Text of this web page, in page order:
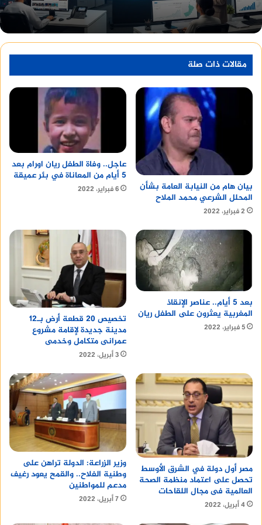
أسعار الفائدة:عندما ترتفع أسعار الفائدة،
يصبح الذهب أقل جاذبية كاستثمار، مما قد
يؤدي إلى انخفاض سعره.
n
الاستقرار السياسي والاقتصادي:يمكن أن تؤثر
الأحداث السياسية والاقتصادية العالمية على
سعر الذهب.
n
سعر الدولار الأمريكي:
العملة الرئيسية لتداول الذهب، لذلك يؤثر
سعره على سعر الذهب بشكل مباشر.
christian dior fahrenheit eau de parfum
دار المحروسة للنشر والتوزيع
ما هو سعر الذهب عيار 21 اليوم؟
n
في 26 فبراير 2024، بلغ سعر جرام الذهب عيار 21 في
مصر ما يلي:
nn
n
شراء:
مقالات ذات صلة
بيان هام من النيابة العامة بشأن
المحلل الشرعي محمد الملاح
2 فبراير، 2022
عاجل.. وفاة الطفل ريان اورام بعد
5 أيام من المعاناة في بئر عميقة
6 فبراير، 2022
بعد 5 أيام.. عناصر الإنقاذ
المغربية يعثرون على الطفل ريان
5 فبراير، 2022
تخصيص 20 قطعة أرض بـ12
مدينة جديدة لإقامة مشروع
عمرانى متكامل وخدمى
3 أبريل، 2022
مصر أول دولة في الشرق الأوسط
تحصل على اعتماد منظمة الصحة
العالمية فى مجال اللقاحات
4 أبريل، 2022
وزير الزراعة: الدولة تراهن على
وطنية الفلاح.. والقمح يعود رغيف
مدعم للمواطنين
7 أبريل، 2022